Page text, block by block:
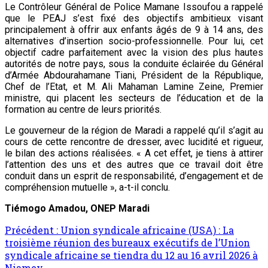
Le Contrôleur Général de Police Mamane Issoufou a rappelé
que le PEAJ s’est fixé des objectifs ambitieux visant
principalement à offrir aux enfants âgés de 9 à 14 ans, des
alternatives d’insertion socio-professionnelle. Pour lui, cet
objectif cadre parfaitement avec la vision des plus hautes
autorités de notre pays, sous la conduite éclairée du Général
d’Armée Abdourahamane Tiani, Président de la République,
Chef de l’Etat, et M. Ali Mahaman Lamine Zeine, Premier
ministre, qui placent les secteurs de l’éducation et de la
formation au centre de leurs priorités.
Le gouverneur de la région de Maradi a rappelé qu’il s’agit au
cours de cette rencontre de dresser, avec lucidité et rigueur,
le bilan des actions réalisées. « A cet effet, je tiens à attirer
l’attention des uns et des autres que ce travail doit être
conduit dans un esprit de responsabilité, d’engagement et de
compréhension mutuelle », a-t-il conclu.
Tiémogo Amadou, ONEP Maradi
Précédent : Union syndicale africaine (USA) : La
troisième réunion des bureaux exécutifs de l’Union
syndicale africaine se tiendra du 12 au 16 avril 2026 à